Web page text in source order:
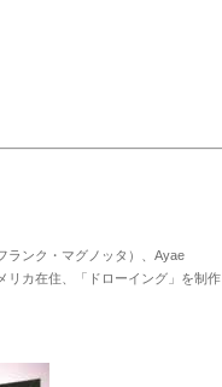
ランク・マグノッタ）、 Ayae
リカ在住、「ドローイング」を制作